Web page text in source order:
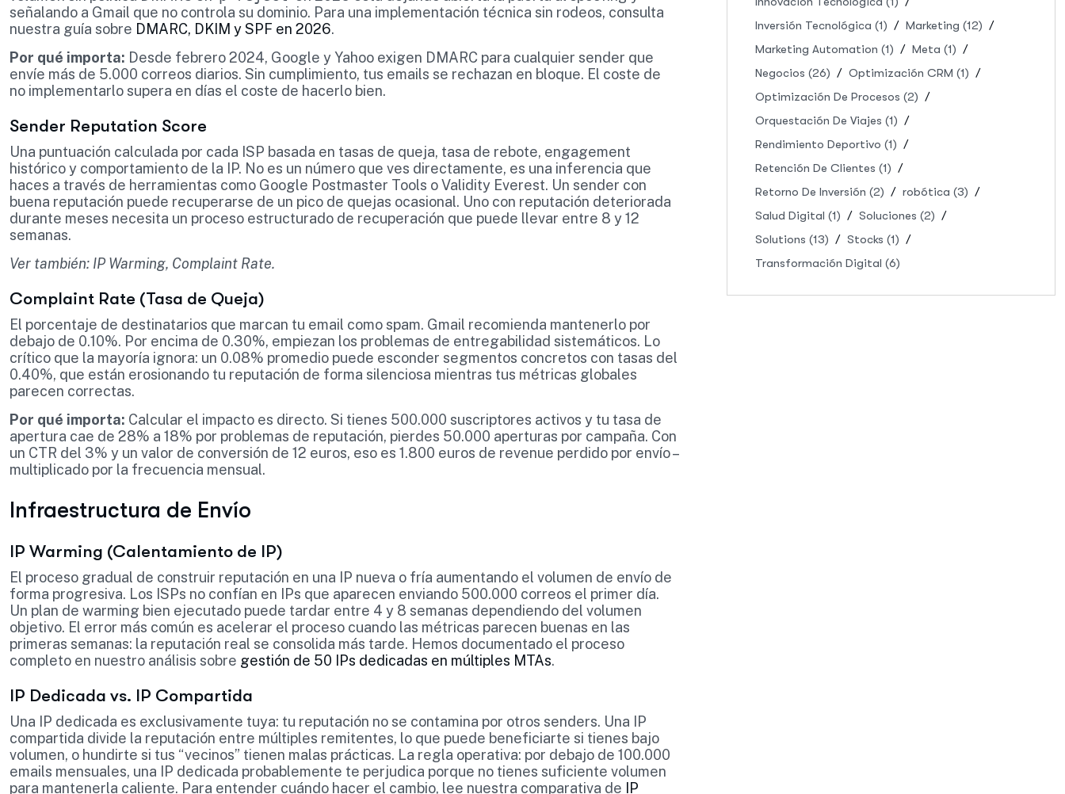
señalando a Gmail que no controla su dominio. Para una implementación técnica sin rodeos, consulta
nuestra guía sobre DMARC, DKIM y SPF en 2026.
Por qué importa: Desde febrero 2024, Google y Yahoo exigen DMARC para cualquier sender que
envíe más de 5.000 correos diarios. Sin cumplimiento, tus emails se rechazan en bloque. El coste de
no implementarlo supera en días el coste de hacerlo bien.
Sender Reputation Score
Una puntuación calculada por cada ISP basada en tasas de queja, tasa de rebote, engagement
histórico y comportamiento de la IP. No es un número que ves directamente, es una inferencia que
haces a través de herramientas como Google Postmaster Tools o Validity Everest. Un sender con
buena reputación puede recuperarse de un pico de quejas ocasional. Uno con reputación deteriorada
durante meses necesita un proceso estructurado de recuperación que puede llevar entre 8 y 12
semanas.
Ver también: IP Warming, Complaint Rate.
Complaint Rate (Tasa de Queja)
El porcentaje de destinatarios que marcan tu email como spam. Gmail recomienda mantenerlo por
debajo de 0.10%. Por encima de 0.30%, empiezan los problemas de entregabilidad sistemáticos. Lo
crítico que la mayoría ignora: un 0.08% promedio puede esconder segmentos concretos con tasas del
0.40%, que están erosionando tu reputación de forma silenciosa mientras tus métricas globales
parecen correctas.
Por qué importa: Calcular el impacto es directo. Si tienes 500.000 suscriptores activos y tu tasa de
apertura cae de 28% a 18% por problemas de reputación, pierdes 50.000 aperturas por campaña. Con
un CTR del 3% y un valor de conversión de 12 euros, eso es 1.800 euros de revenue perdido por envío –
multiplicado por la frecuencia mensual.
Infraestructura de Envío
IP Warming (Calentamiento de IP)
El proceso gradual de construir reputación en una IP nueva o fría aumentando el volumen de envío de
forma progresiva. Los ISPs no confían en IPs que aparecen enviando 500.000 correos el primer día.
Un plan de warming bien ejecutado puede tardar entre 4 y 8 semanas dependiendo del volumen
objetivo. El error más común es acelerar el proceso cuando las métricas parecen buenas en las
primeras semanas: la reputación real se consolida más tarde. Hemos documentado el proceso
completo en nuestro análisis sobre gestión de 50 IPs dedicadas en múltiples MTAs.
IP Dedicada vs. IP Compartida
Una IP dedicada es exclusivamente tuya: tu reputación no se contamina por otros senders. Una IP
compartida divide la reputación entre múltiples remitentes, lo que puede beneficiarte si tienes bajo
volumen, o hundirte si tus “vecinos” tienen malas prácticas. La regla operativa: por debajo de 100.000
emails mensuales, una IP dedicada probablemente te perjudica porque no tienes suficiente volumen
para mantenerla caliente. Para entender cuándo hacer el cambio, lee nuestra comparativa de
IP
Inversión Tecnológica (1) Marketing (12)
Marketing Automation (1) Meta (1)
Negocios (26) Optimización CRM (1)
Optimización De Procesos (2)
Orquestación De Viajes (1)
Rendimiento Deportivo (1)
Retención De Clientes (1)
Retorno De Inversión (2) robótica (3)
Salud Digital (1) Soluciones (2)
Solutions (13) Stocks (1)
Transformación Digital (6)